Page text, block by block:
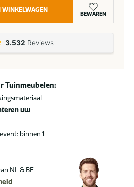
WINKELWAGEN
BEWAREN
Tuinmeubelen:
uw
binnen 1
NL & BE